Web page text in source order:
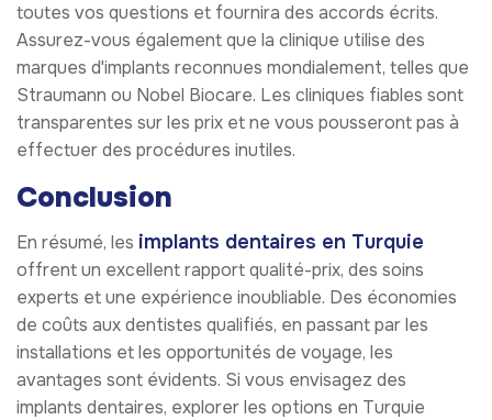
toutes vos questions et fournira des accords écrits.
Assurez-vous également que la clinique utilise des
marques d'implants reconnues mondialement, telles que
Straumann ou Nobel Biocare. Les cliniques fiables sont
transparentes sur les prix et ne vous pousseront pas à
effectuer des procédures inutiles.
Conclusion
En résumé, les implants dentaires en Turquie
offrent un excellent rapport qualité-prix, des soins
experts et une expérience inoubliable. Des économies
de coûts aux dentistes qualifiés, en passant par les
installations et les opportunités de voyage, les
avantages sont évidents. Si vous envisagez des
implants dentaires, explorer les options en Turquie